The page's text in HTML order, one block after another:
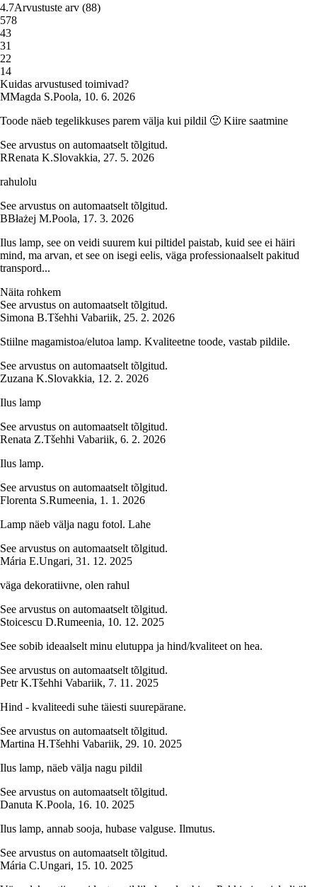
4.7Arvustuste arv (88)
578
43
31
22
14
Kuidas arvustused toimivad?
MMagda S.Poola, 10. 6. 2026
Toode näeb tegelikkuses parem välja kui pildil 🙂 Kiire saatmine
See arvustus on automaatselt tõlgitud.
RRenata K.Slovakkia, 27. 5. 2026
rahulolu
See arvustus on automaatselt tõlgitud.
BBłażej M.Poola, 17. 3. 2026
Ilus lamp, see on veidi suurem kui piltidel paistab, kuid see ei häiri
mind, ma arvan, et see on isegi eelis, väga professionaalselt pakitud
transpord...
Näita rohkem
See arvustus on automaatselt tõlgitud.
Simona B.Tšehhi Vabariik, 25. 2. 2026
Stiilne magamistoa/elutoa lamp. Kvaliteetne toode, vastab pildile.
See arvustus on automaatselt tõlgitud.
Zuzana K.Slovakkia, 12. 2. 2026
Ilus lamp
See arvustus on automaatselt tõlgitud.
Renata Z.Tšehhi Vabariik, 6. 2. 2026
Ilus lamp.
See arvustus on automaatselt tõlgitud.
Florenta S.Rumeenia, 1. 1. 2026
Lamp näeb välja nagu fotol. Lahe
See arvustus on automaatselt tõlgitud.
Mária E.Ungari, 31. 12. 2025
väga dekoratiivne, olen rahul
See arvustus on automaatselt tõlgitud.
Stoicescu D.Rumeenia, 10. 12. 2025
See sobib ideaalselt minu elutuppa ja hind/kvaliteet on hea.
See arvustus on automaatselt tõlgitud.
Petr K.Tšehhi Vabariik, 7. 11. 2025
Hind - kvaliteedi suhe täiesti suurepärane.
See arvustus on automaatselt tõlgitud.
Martina H.Tšehhi Vabariik, 29. 10. 2025
Ilus lamp, näeb välja nagu pildil
See arvustus on automaatselt tõlgitud.
Danuta K.Poola, 16. 10. 2025
Ilus lamp, annab sooja, hubase valguse. Ilmutus.
See arvustus on automaatselt tõlgitud.
Mária C.Ungari, 15. 10. 2025